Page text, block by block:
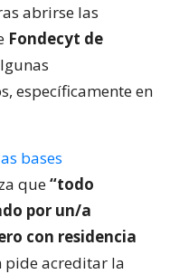
abrirse las
Fondecyt de
específicamente en
bases
que“todo
por un/a
con residencia
pide acreditar la